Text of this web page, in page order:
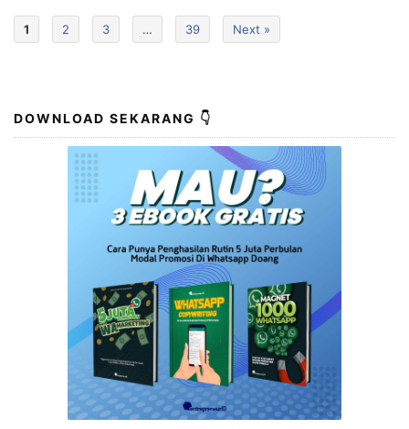
1 2 3 … 39 Next »
DOWNLOAD SEKARANG 👇